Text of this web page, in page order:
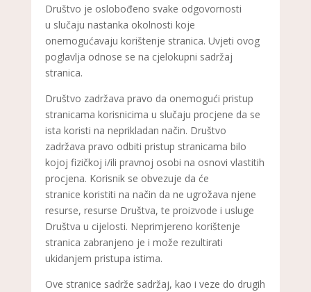
Društvo je oslobođeno svake odgovornosti
u slučaju nastanka okolnosti koje
onemogućavaju korištenje stranica. Uvjeti ovog
poglavlja odnose se na cjelokupni sadržaj
stranica.
Društvo zadržava pravo da onemogući pristup
stranicama korisnicima u slučaju procjene da se
ista koristi na neprikladan način. Društvo
zadržava pravo odbiti pristup stranicama bilo
kojoj fizičkoj i/ili pravnoj osobi na osnovi vlastitih
procjena. Korisnik se obvezuje da će
stranice koristiti na način da ne ugrožava njene
resurse, resurse Društva, te proizvode i usluge
Društva u cijelosti. Neprimjereno korištenje
stranica zabranjeno je i može rezultirati
ukidanjem pristupa istima.
Ove stranice sadrže sadržaj, kao i veze do drugih